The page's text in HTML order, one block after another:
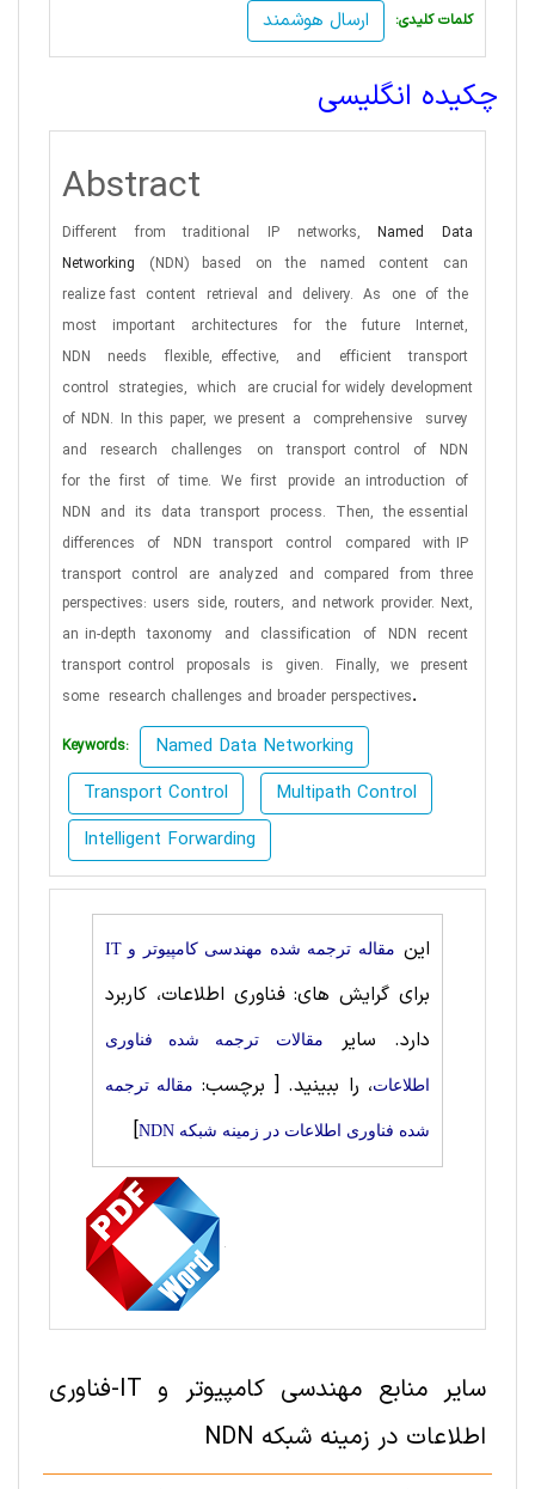
ارسال هوشمند :کلمات کلیدی
چکیده انگلیسی
Abstract
Different from traditional IP networks,Named Data
Networking
(NDN) based on the named content
can
realize fast content retrieval and delivery. As one of the
most
important architectures for the future
Internet,
NDN
needs flexible, effective, and efficient
transport
control strategies, which
are crucial for widely development
of NDN. In this paper, we present a
comprehensive
survey
and
research challenges on transport control of
NDN
for the first of time. We first provide an introduction of
NDN and its data transport process. Then, the essential
differences
of NDN transport control compared
with IP
transport control are analyzed and compared from three
perspectives: users side, routers, and network provider. Next,
an in-depth taxonomy and classification of NDN
recent
transport control
proposals is given. Finally, we
present
some research challenges and broader perspectives.
Keywords:
Named Data Networking
Transport Control
Multipath Control
Intelligent Forwarding
این مقاله ترجمه شده مهندسی کامپیوتر و IT
برای گرایش های: فناوری اطلاعات، کاربرد
دارد. سایر
مقالات ترجمه شده فناوری
اطلاعات، را ببینید.[ برچسب: مقاله ترجمه
شده فناوری اطلاعات در زمینه شبکه NDN ]
سایر منابع مهندسی کامپیوتر و IT-فناوری
اطلاعات در زمینه شبکه NDN